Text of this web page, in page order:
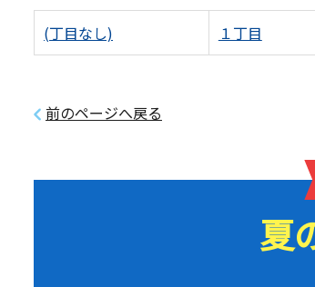
(丁目なし) １丁目
前のページへ戻る
夏